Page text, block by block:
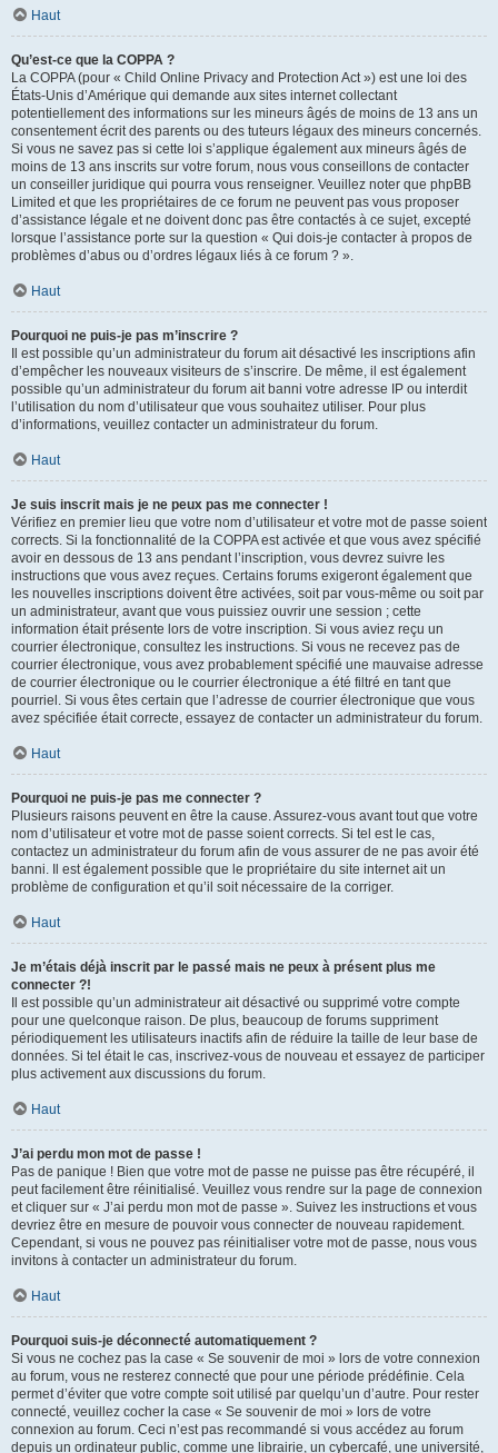
Haut
Qu’est-ce que la COPPA ?
La COPPA (pour « Child Online Privacy and Protection Act ») est une loi des
États-Unis d’Amérique qui demande aux sites internet collectant
potentiellement des informations sur les mineurs âgés de moins de 13 ans un
consentement écrit des parents ou des tuteurs légaux des mineurs concernés.
Si vous ne savez pas si cette loi s’applique également aux mineurs âgés de
moins de 13 ans inscrits sur votre forum, nous vous conseillons de contacter
un conseiller juridique qui pourra vous renseigner. Veuillez noter que phpBB
Limited et que les propriétaires de ce forum ne peuvent pas vous proposer
d’assistance légale et ne doivent donc pas être contactés à ce sujet, excepté
lorsque l’assistance porte sur la question « Qui dois-je contacter à propos de
problèmes d’abus ou d’ordres légaux liés à ce forum ? ».
Haut
Pourquoi ne puis-je pas m’inscrire ?
Il est possible qu’un administrateur du forum ait désactivé les inscriptions afin
d’empêcher les nouveaux visiteurs de s’inscrire. De même, il est également
possible qu’un administrateur du forum ait banni votre adresse IP ou interdit
l’utilisation du nom d’utilisateur que vous souhaitez utiliser. Pour plus
d’informations, veuillez contacter un administrateur du forum.
Haut
Je suis inscrit mais je ne peux pas me connecter !
Vérifiez en premier lieu que votre nom d’utilisateur et votre mot de passe soient
corrects. Si la fonctionnalité de la COPPA est activée et que vous avez spécifié
avoir en dessous de 13 ans pendant l’inscription, vous devrez suivre les
instructions que vous avez reçues. Certains forums exigeront également que
les nouvelles inscriptions doivent être activées, soit par vous-même ou soit par
un administrateur, avant que vous puissiez ouvrir une session ; cette
information était présente lors de votre inscription. Si vous aviez reçu un
courrier électronique, consultez les instructions. Si vous ne recevez pas de
courrier électronique, vous avez probablement spécifié une mauvaise adresse
de courrier électronique ou le courrier électronique a été filtré en tant que
pourriel. Si vous êtes certain que l’adresse de courrier électronique que vous
avez spécifiée était correcte, essayez de contacter un administrateur du forum.
Haut
Pourquoi ne puis-je pas me connecter ?
Plusieurs raisons peuvent en être la cause. Assurez-vous avant tout que votre
nom d’utilisateur et votre mot de passe soient corrects. Si tel est le cas,
contactez un administrateur du forum afin de vous assurer de ne pas avoir été
banni. Il est également possible que le propriétaire du site internet ait un
problème de configuration et qu’il soit nécessaire de la corriger.
Haut
Je m’étais déjà inscrit par le passé mais ne peux à présent plus me
connecter ?!
Il est possible qu’un administrateur ait désactivé ou supprimé votre compte
pour une quelconque raison. De plus, beaucoup de forums suppriment
périodiquement les utilisateurs inactifs afin de réduire la taille de leur base de
données. Si tel était le cas, inscrivez-vous de nouveau et essayez de participer
plus activement aux discussions du forum.
Haut
J’ai perdu mon mot de passe !
Pas de panique ! Bien que votre mot de passe ne puisse pas être récupéré, il
peut facilement être réinitialisé. Veuillez vous rendre sur la page de connexion
et cliquer sur « J’ai perdu mon mot de passe ». Suivez les instructions et vous
devriez être en mesure de pouvoir vous connecter de nouveau rapidement.
Cependant, si vous ne pouvez pas réinitialiser votre mot de passe, nous vous
invitons à contacter un administrateur du forum.
Haut
Pourquoi suis-je déconnecté automatiquement ?
Si vous ne cochez pas la case « Se souvenir de moi » lors de votre connexion
au forum, vous ne resterez connecté que pour une période prédéfinie. Cela
permet d’éviter que votre compte soit utilisé par quelqu’un d’autre. Pour rester
connecté, veuillez cocher la case « Se souvenir de moi » lors de votre
connexion au forum. Ceci n’est pas recommandé si vous accédez au forum
depuis un ordinateur public, comme une librairie, un cybercafé, une université,